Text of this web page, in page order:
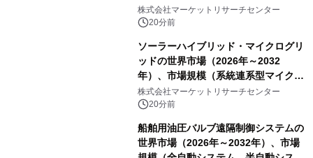
発表
株式会社マーケットリサーチセンター
20分前
ソーラーハイブリッド・マイクログリ
ッドの世界市場（2026年～2032
年）、市場規模（系統連系型マイクロ
グリッド、独立型マイクログリッ
ド）・分析レポートを発表
株式会社マーケットリサーチセンター
20分前
船舶用油圧バルブ遠隔制御システムの
世界市場（2026年～2032年）、市場